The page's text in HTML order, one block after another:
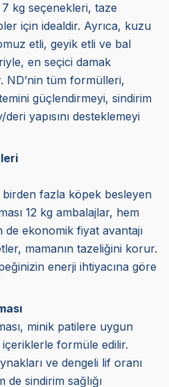
kg seçenekleri, taze
için idealdir. Ayrıca, kuzu
etli, geyik etli ve bal
en seçici damak
ND’nin tüm formülleri,
güçlendirmeyi, sindirim
deri yapısını desteklemeyi
fazla köpek besleyen
12 kg ambalajlar, hem
ekonomik fiyat avantajı
mamanın tazeliğini korur.
enerji ihtiyacına göre
minik patilere uygun
formüle edilir.
ve dengeli lif oranı
de sindirim sağlığı